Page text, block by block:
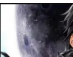
天天免運